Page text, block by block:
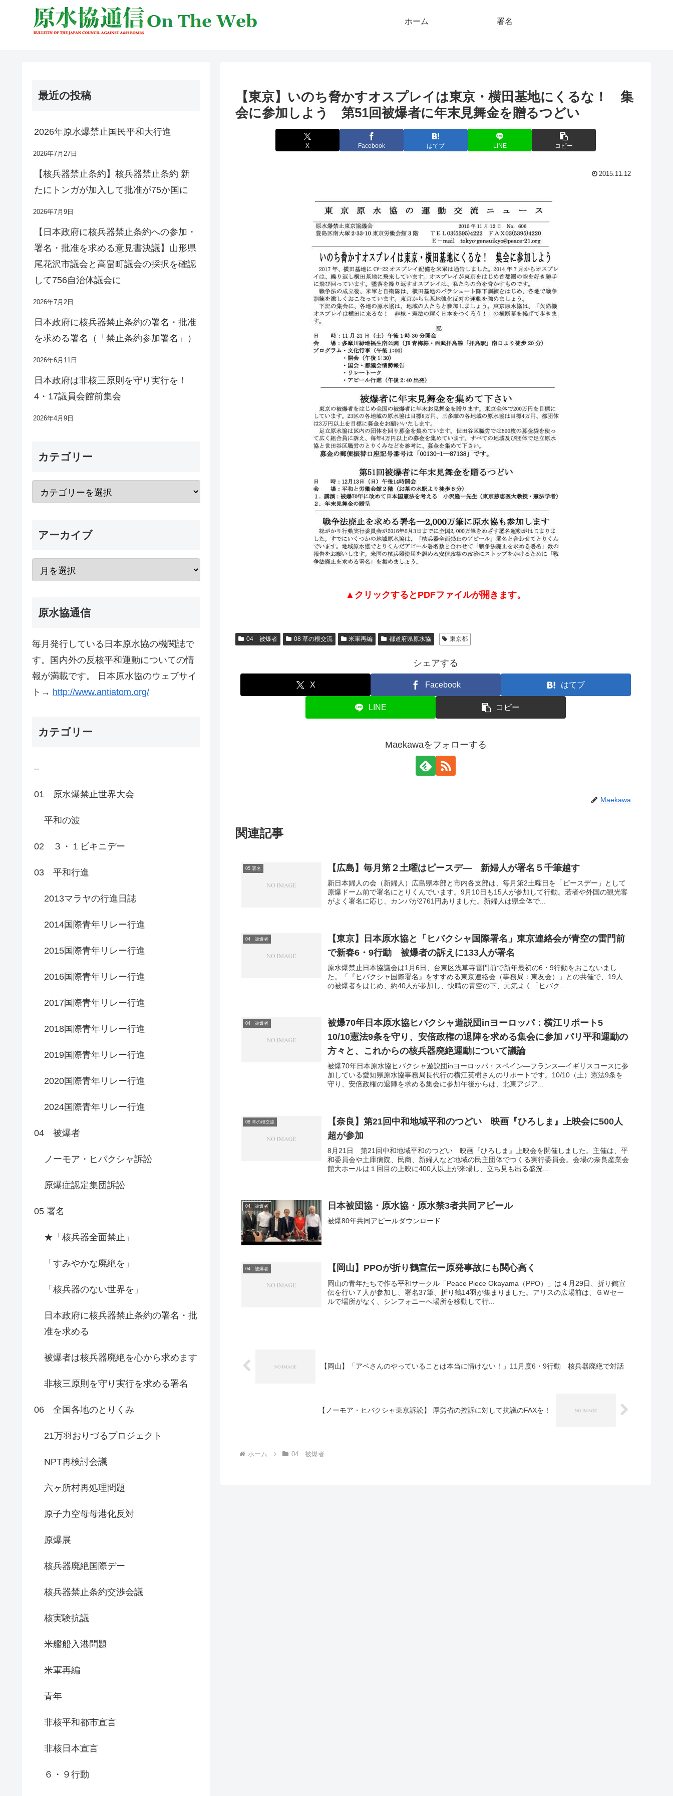
ホーム 署名
【東京】いのち脅かすオスプレイは東京・横田基地にくるな！ 集
会に参加しよう 第51回被爆者に年末見舞金を贈るつどい
X Facebook はてブ LINE コピー
2015.11.12
▲クリックするとPDFファイルが開きます。
04 被爆者 08 草の根交流 米軍再編 都道府県原水協 東京都
シェアする
X Facebook はてブ
LINE コピー
Maekawaをフォローする
Maekawa
関連記事
05 署名 【広島】毎月第２土曜はピースデ― 新婦人が署名５千筆越す
新日本婦人の会（新婦人）広島県本部と市内各支部は、毎月第2土曜日を「ピースデー」として
原爆ドーム前で署名にとりくんでいます。9月10日も15人が参加して行動。若者や外国の観光客
がよく署名に応じ、カンパが2761円ありました。新婦人は県全体で...
04 被爆者
【東京】日本原水協と「ヒバクシャ国際署名」東京連絡会が青空の雷門前
で新春6・9行動 被爆者の訴えに133人が署名
原水爆禁止日本協議会は1月6日、台東区浅草寺雷門前で新年最初の6・9行動をおこないまし
た。「『ヒバクシャ国際署名』をすすめる東京連絡会（事務局：東友会）」との共催で、19人
の被爆者をはじめ、約40人が参加し、快晴の青空の下、元気よく「ヒバク...
04 被爆者
被爆70年日本原水協ヒバクシャ遊説団inヨーロッパ：横江リポート5
10/10憲法9条を守り、安倍政権の退陣を求める集会に参加 パリ平和運動の
方々と、これからの核兵器廃絶運動について議論
被爆70年日本原水協ヒバクシャ遊説団inヨーロッパ・スペイン—フランス—イギリスコースに参
加している愛知県原水協事務局長代行の横江英樹さんのリポートです。10/10（土）憲法9条を
守り、安倍政権の退陣を求める集会に参加午後からは、北東アジア...
08 草の根交流
【奈良】第21回中和地域平和のつどい 映画『ひろしま』上映会に500人
超が参加
8月21日 第21回中和地域平和のつどい 映画『ひろしま』上映会を開催しました。主催は、平
和委員会や土庫病院、民商、新婦人など地域の民主団体でつくる実行委員会。会場の奈良産業会
館大ホールは１回目の上映に400人以上が来場し、立ち見も出る盛況...
04 被爆者 日本被団協・原水協・原水禁3者共同アピール
被爆80年共同アピールダウンロード
04 被爆者 【岡山】PPOが折り鶴宣伝ー原発事故にも関心高く
岡山の青年たちで作る平和サークル「Peace Piece Okayama（PPO）」は４月29日、折り鶴宣
伝を行い７人が参加し、署名37筆、折り鶴14羽が集まりました。アリスの広場前は、ＧＷセー
ルで場所がなく、シンフォニーへ場所を移動して行...
【岡山】「アベさんのやっていることは本当に情けない！」11月度6・9行動 核兵器廃絶で対話
【ノーモア・ヒバクシャ東京訴訟】 厚労省の控訴に対して抗議のFAXを！
ホーム 04 被爆者
最近の投稿
2026年原水爆禁止国民平和大行進
2026年7月27日
【核兵器禁止条約】核兵器禁止条約 新
たにトンガが加入して批准が75か国に
2026年7月9日
【日本政府に核兵器禁止条約への参加・
署名・批准を求める意見書決議】山形県
尾花沢市議会と高畠町議会の採択を確認
して756自治体議会に
2026年7月2日
日本政府に核兵器禁止条約の署名・批准
を求める署名（「禁止条約参加署名」）
2026年6月11日
日本政府は非核三原則を守り実行を！
4・17議員会館前集会
2026年4月9日
カテゴリー
アーカイブ
原水協通信
毎月発行している日本原水協の機関誌で
す。国内外の反核平和運動についての情
報が満載です。 日本原水協のウェブサイ
ト→ http://www.antiatom.org/
カテゴリー
–
01 原水爆禁止世界大会
平和の波
02 ３・１ビキニデー
03 平和行進
2013マラヤの行進日誌
2014国際青年リレー行進
2015国際青年リレー行進
2016国際青年リレー行進
2017国際青年リレー行進
2018国際青年リレー行進
2019国際青年リレー行進
2020国際青年リレー行進
2024国際青年リレー行進
04 被爆者
ノーモア・ヒバクシャ訴訟
原爆症認定集団訴訟
05 署名
★「核兵器全面禁止」
「すみやかな廃絶を」
「核兵器のない世界を」
日本政府に核兵器禁止条約の署名・批
准を求める
被爆者は核兵器廃絶を心から求めます
非核三原則を守り実行を求める署名
06 全国各地のとりくみ
21万羽おりづるプロジェクト
NPT再検討会議
六ヶ所村再処理問題
原子力空母母港化反対
原爆展
核兵器廃絶国際デー
核兵器禁止条約交渉会議
核実験抗議
米艦船入港問題
米軍再編
青年
非核平和都市宣言
非核日本宣言
６・９行動